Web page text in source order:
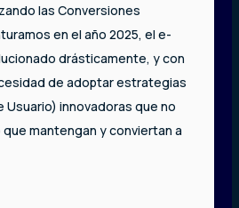
las Conversiones
en el año 2025, el e-
drásticamente, y con
de adoptar estrategias
Usuario) innovadoras que no
mantengan y conviertan a